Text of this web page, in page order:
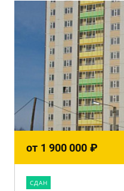
от 1 900 000 ₽
CДАН